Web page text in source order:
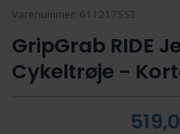
Varenummer: 611217553
GripGrab RIDE
Cykeltrøje -